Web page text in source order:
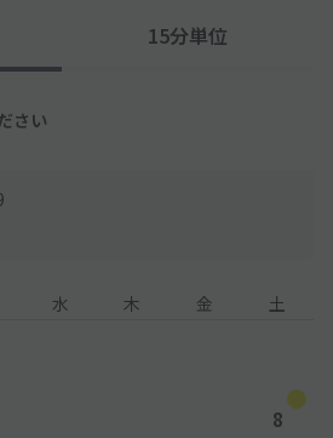
15分単位
さい
水 木 金 土
8